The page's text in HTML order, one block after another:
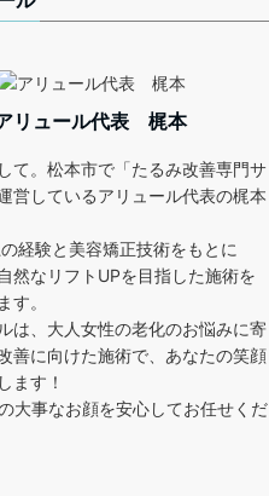
リュール代表 梶本
て。松本市で「たるみ改善専門サ
営しているアリュール代表の梶本
経験と美容矯正技術をもとに
然なリフトUPを目指した施術を
す。
は、大人女性の老化のお悩みに寄
善に向けた施術で、あなたの笑顔
ます！
大事なお顔を安心してお任せくだ